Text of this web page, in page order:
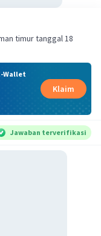
timur tanggal 18
Wallet
Klaim
Jawaban terverifikasi